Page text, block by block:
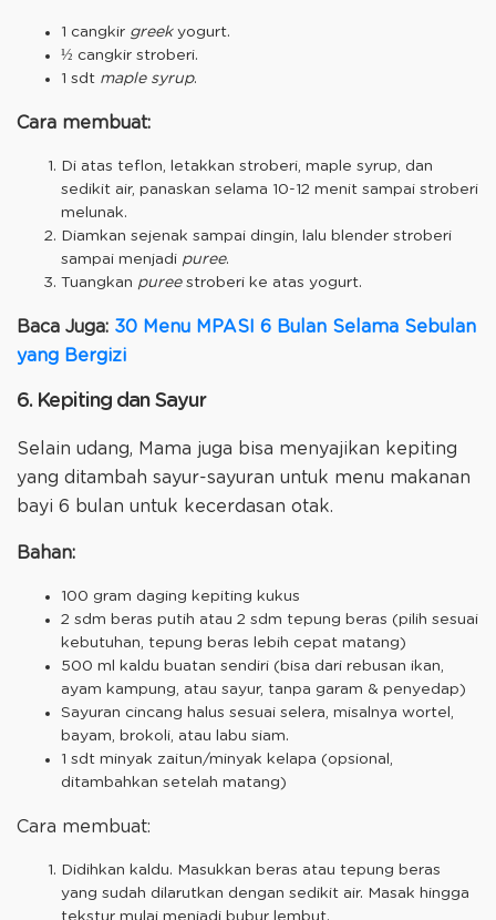
1 cangkir greekyogurt.
½ cangkir stroberi.
1 sdt maple syrup.
Cara membuat:
Di atas teflon, letakkan stroberi, maple syrup, dan
sedikit air, panaskan selama 10-12 menit sampai stroberi
melunak.
Diamkan sejenak sampai dingin, lalu blender stroberi
sampai menjadi puree.
Tuangkan pureestroberi ke atas yogurt.
Baca Juga: 30 Menu MPASI 6 Bulan Selama Sebulan
yang Bergizi
6. Kepiting dan Sayur
Selain udang, Mama juga bisa menyajikan kepiting
yang ditambah sayur-sayuran untuk menu makanan
bayi 6 bulan untuk kecerdasan otak.
Bahan:
100 gram daging kepiting kukus
2 sdm beras putih atau 2 sdm tepung beras (pilih sesuai
kebutuhan, tepung beras lebih cepat matang)
500 ml kaldu buatan sendiri (bisa dari rebusan ikan,
ayam kampung, atau sayur, tanpa garam & penyedap)
Sayuran cincang halus sesuai selera, misalnya wortel,
bayam, brokoli, atau labu siam.
1 sdt minyak zaitun/minyak kelapa (opsional,
ditambahkan setelah matang)
Cara membuat:
Didihkan kaldu. Masukkan beras atau tepung beras
yang sudah dilarutkan dengan sedikit air. Masak hingga
tekstur mulai menjadi bubur lembut.